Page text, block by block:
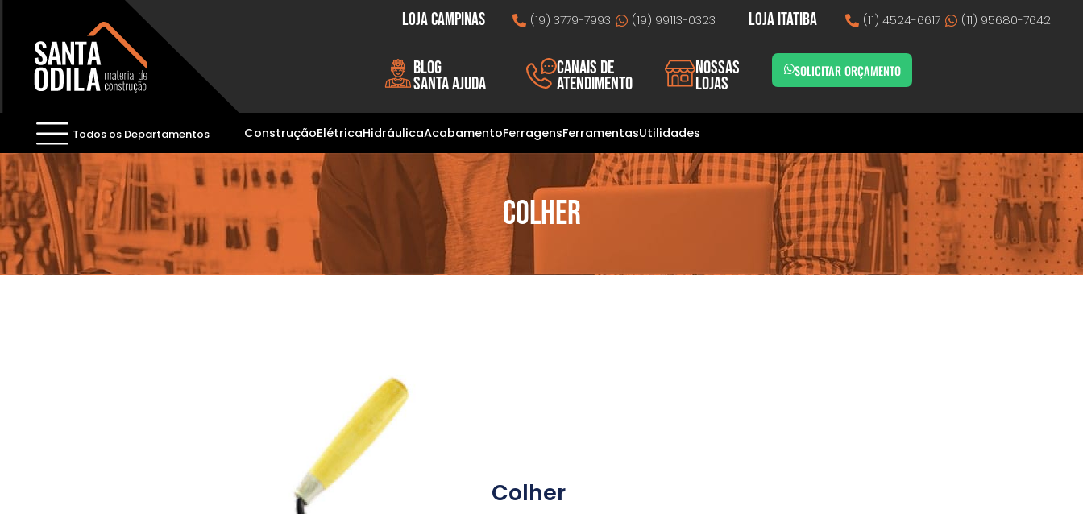
Loja Campinas (19) 3779-7993 (19) 99113-0323 Loja Itatiba (11) 4524-6617 (11) 95680-7642
Blog
Santa Ajuda
Canais de
atendimento
Nossas
lojas
SOLICITAR ORÇAMENTO
Todos os Departamentos ConstruçãoElétricaHidráulicaAcabamentoFerragensFerramentasUtilidades
Colher
Colher